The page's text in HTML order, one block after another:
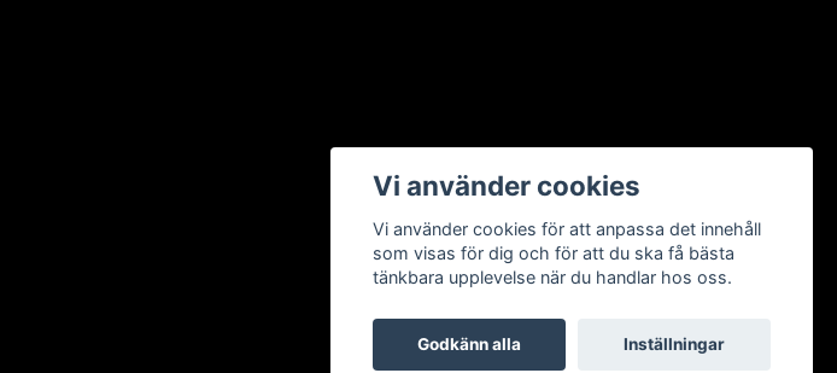
Vi använder cookies
Vi använder cookies för att anpassa det innehåll
som visas för dig och för att du ska få bästa
tänkbara upplevelse när du handlar hos oss.
Godkänn alla Inställningar